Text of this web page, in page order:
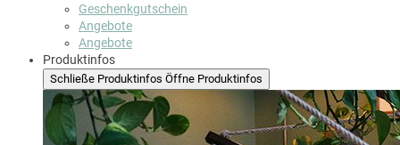
Geschenkgutschein
Angebote
Angebote
Produktinfos
Schließe Produktinfos Öffne Produktinfos